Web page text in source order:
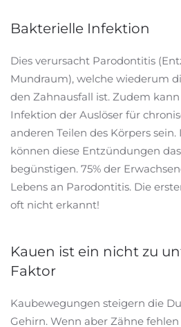
Bakterielle Infektion
Dies verursacht Parodontitis
Mundraum), welche wiederum
den Zahnausfall ist. Zudem
Infektion der Auslöser für
anderen Teilen des Körpers
können diese Entzündungen
begünstigen. 75% der
Lebens an Parodontitis. Die
oft nicht erkannt!
Kauen ist ein nicht zu
Faktor
Kaubewegungen steigern die
Gehirn. Wenn aber Zähne